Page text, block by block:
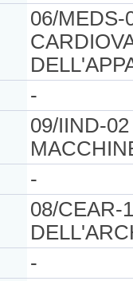
06/MEDS-
-
09/IIND-
-
08/CEAR-
-